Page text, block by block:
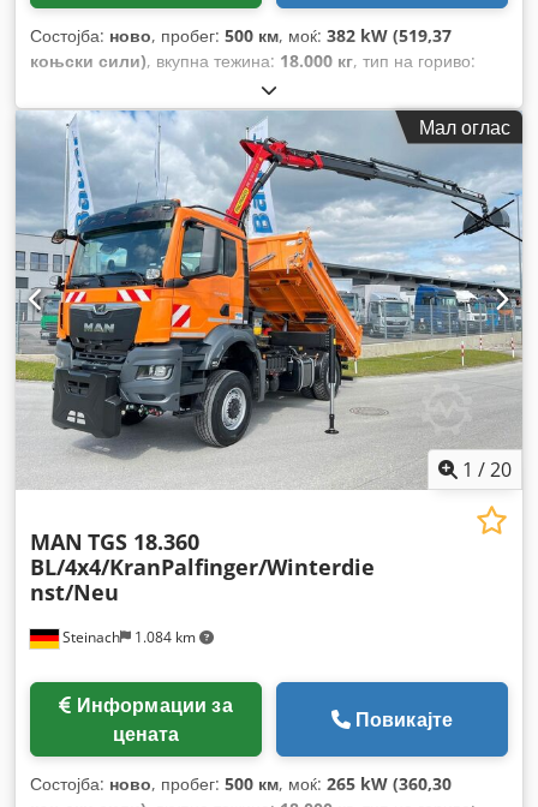
Состојба: ново, пробег: 500 км, моќ: 382 kW (519,37
коњски сили), вкупна тежина: 18.000 кг, тип на гориво:
, конфигурација на оските:
оски, кочници:ретардер, тип на пренос:автоматски,
ширина на товарниот простор:2.420 мм
, должина на
товарниот простор:4.800 мм, висина на просторот за
товарење:
600 мм , Опрема:ABS, грејач за паркирање,
електронска програма за стабилност (ESP), клима уред,
погон на сите тркала,
Мал оглас
1 /20
Steinach 1.084 km
MAN TGS 18.360
BL/4x4/KranPalfinger/Winterdie
nst/Neu
цената
Повикајте
Состојба: ново, пробег: 500 км, моќ: 265 kW (360,30